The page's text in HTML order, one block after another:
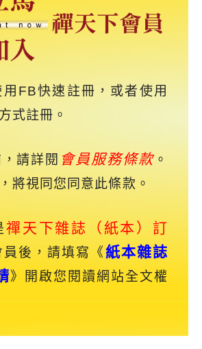
FB快速註冊，或者使用
式註冊。
請詳閱 會員服務條款。
將視同您同意此條款。
禪天下雜誌（紙本）訂
員後，請填寫《紙本雜誌
》開啟您閱讀網站全文權